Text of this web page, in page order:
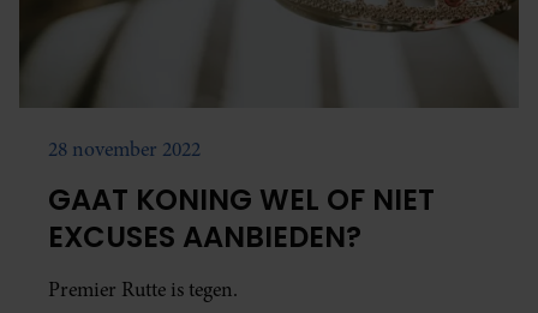
28 november 2022
GAAT KONING WEL OF NIET
EXCUSES AANBIEDEN?
Premier Rutte is tegen.